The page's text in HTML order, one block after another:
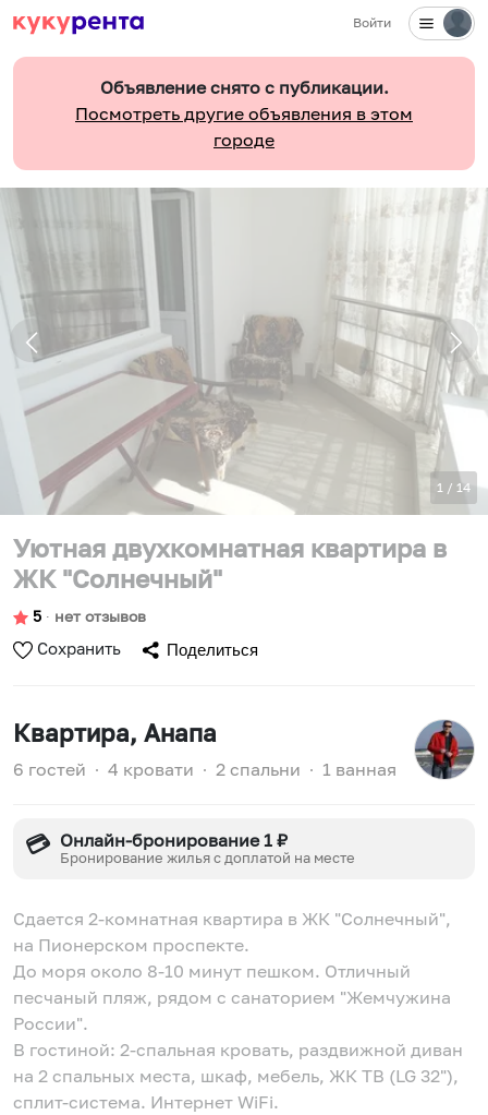
Войти
Объявление снято с публикации.
Посмотреть другие объявления в этом
городе
1 / 14
Уютная двухкомнатная квартира в
ЖК "Солнечный"
5 ∙ нет отзывов
Сохранить Поделиться
Квартира, Анапа
6 гостей ∙ 4 кровати ∙ 2 спальни ∙ 1 ванная
💳 Онлайн-бронирование 1 ₽
Бронирование жилья с доплатой на месте
Сдается 2-комнатная квартира в ЖК "Солнечный",
на Пионерском проспекте.
До моря около 8-10 минут пешком. Отличный
песчаный пляж, рядом с санаторием "Жемчужина
России".
В гостиной: 2-спальная кровать, раздвижной диван
на 2 спальных места, шкаф, мебель, ЖК ТВ (LG 32"),
сплит-система. Интернет WiFi.